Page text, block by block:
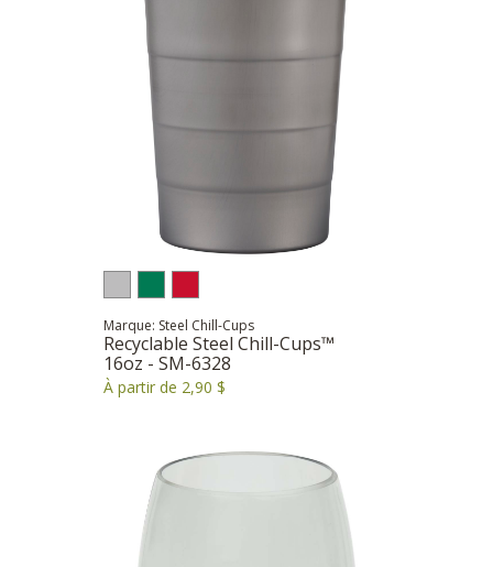
Marque: Steel Chill-Cups
Recyclable Steel Chill-Cups™
16oz - SM-6328
À partir de 2,90 $